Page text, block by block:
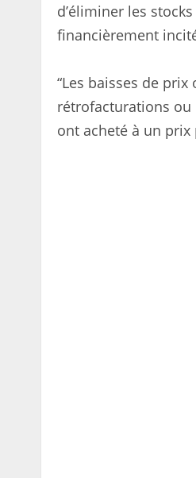
d’éliminer les
financièrement
“Les baisses de
rétrofacturations ou
ont acheté à un prix